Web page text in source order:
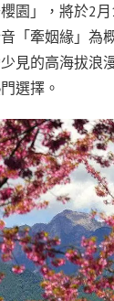
園」，將於2
「牽姻緣」為
見的高海拔浪
選擇。